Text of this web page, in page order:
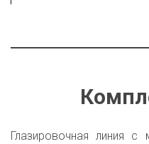
Глазировочная линия с